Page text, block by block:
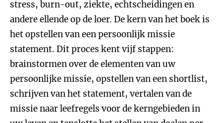
stress, burn-out, ziekte, echtscheidingen en
andere ellende op de loer. De kern van het boek is
het opstellen van een persoonlijk missie
statement. Dit proces kent vijf stappen:
brainstormen over de elementen van uw
persoonlijke missie, opstellen van een shortlist,
schrijven van het statement, vertalen van de
missie naar leefregels voor de kerngebieden in